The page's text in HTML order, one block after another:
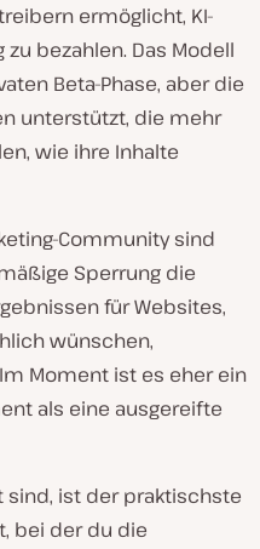
ermöglicht, KI-
bezahlen. Das Modell
Beta-Phase, aber die
unterstützt, die mehr
wie ihre Inhalte
Community sind
Sperrung die
für Websites,
wünschen,
Moment ist es eher ein
als eine ausgereifte
sind, ist der praktischste
bei der du die